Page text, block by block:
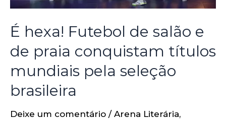
É hexa! Futebol de salão e
de praia conquistam títulos
mundiais pela seleção
brasileira
Deixe um comentário / Arena Literária,